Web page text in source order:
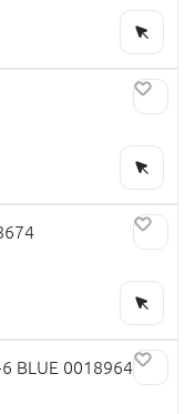
6 BLUE 001896467